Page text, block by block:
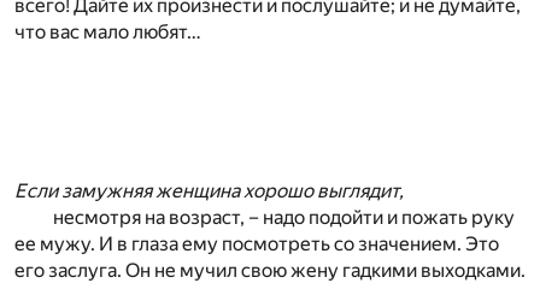
всего! Дайте их произнести и послушайте; и не думайте,
что вас мало любят…
Если замужняя женщина хорошо выглядит,
несмотря на возраст, – надо подойти и пожать руку
ее мужу. И в глаза ему посмотреть со значением. Это
его заслуга. Он не мучил свою жену гадкими выходками.